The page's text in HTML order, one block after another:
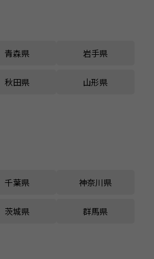
青森県 岩手県
秋田県 山形県
千葉県 神奈川県
茨城県 群馬県